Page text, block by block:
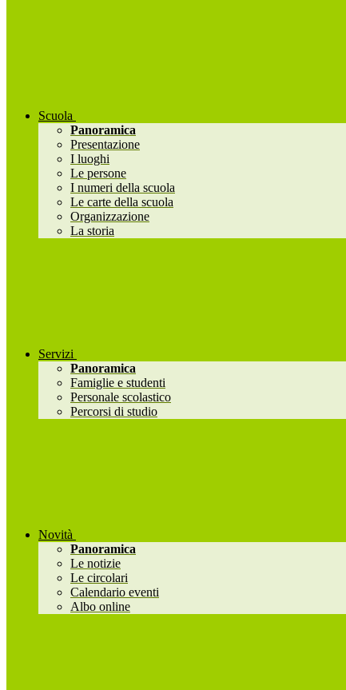
Scuola
Panoramica
Presentazione
I luoghi
Le persone
I numeri della scuola
Le carte della scuola
Organizzazione
La storia
Servizi
Panoramica
Famiglie e studenti
Personale scolastico
Percorsi di studio
Novità
Panoramica
Le notizie
Le circolari
Calendario eventi
Albo online